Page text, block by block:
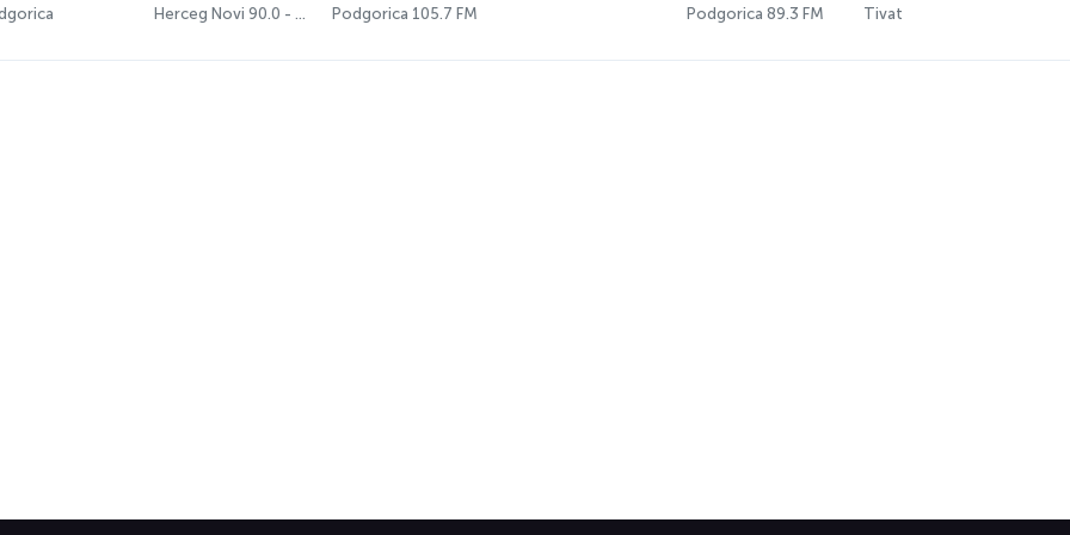
Herceg Novi 90.0 - 102.7 FM Podgorica 105.7 FM Podgorica 89.3 FM Tivat